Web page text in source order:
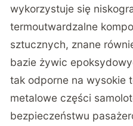
wykorzystuje się
termoutwardzalne
sztucznych, znane
bazie żywic
tak odporne na wysokie
metalowe części
bezpieczeństwu